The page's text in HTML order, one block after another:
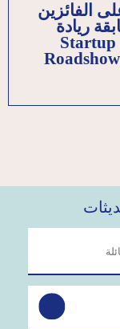
الفائزين
ريادة
الأعمال Startup